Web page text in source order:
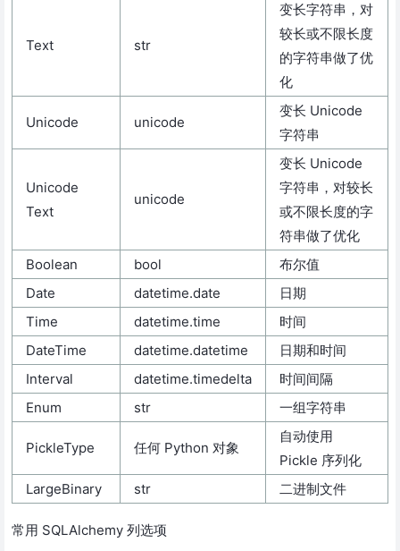
Text str
变长字符串，对
较长或不限长度
的字符串做了优
化
Unicode unicode
变长 Unicode
字符串
Unicode
Text
unicode
变长 Unicode
字符串，对较长
或不限长度的字
符串做了优化
Boolean
bool
布尔值
Date
datetime.date
日期
Time
datetime.time
时间
DateTime
datetime.datetime
日期和时间
Interval
datetime.timedelta
时间间隔
Enum
str 一组字符串
PickleType 任何 Python 对象
自动使用
Pickle 序列化
LargeBinary
str 二进制文件
常用 SQLAlchemy 列选项